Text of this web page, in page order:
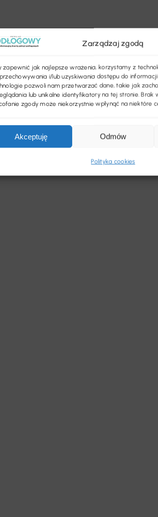
Zarządzaj zgodą
zapewnić jak najlepsze wrażenia, korzystamy z
i/lub uzyskiwania dostępu do
pozwoli nam przetwarzać dane, takie jak
lub unikalne identyfikatory na tej stronie. Brak
zgody może niekorzystnie wpłynąć na niektóre
Akceptuję Odmów
Polityka cookies